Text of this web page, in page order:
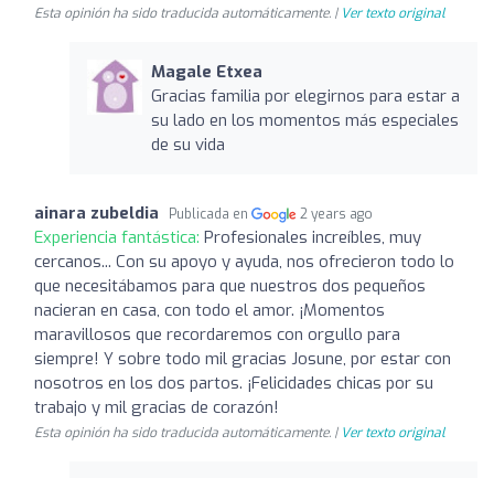
Esta opinión ha sido traducida automáticamente. | Ver texto original
Magale Etxea
Gracias familia por elegirnos para estar a
su lado en los momentos más especiales
de su vida
ainara zubeldia Publicada en 2 years ago
Experiencia fantástica: Profesionales increíbles, muy
cercanos... Con su apoyo y ayuda, nos ofrecieron todo lo
que necesitábamos para que nuestros dos pequeños
nacieran en casa, con todo el amor. ¡Momentos
maravillosos que recordaremos con orgullo para
siempre! Y sobre todo mil gracias Josune, por estar con
nosotros en los dos partos. ¡Felicidades chicas por su
trabajo y mil gracias de corazón!
Esta opinión ha sido traducida automáticamente. | Ver texto original